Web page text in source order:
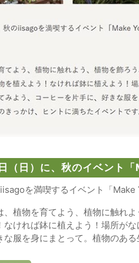
（日）に、秋のイベント
を満喫するイベント「Make
、植物を育てよう、植物に触れ
ければ鉢に植えよう！場所が
服を身にまとって。植物のあ